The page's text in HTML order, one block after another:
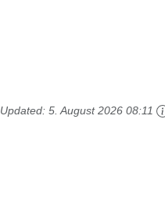
Updated:5. August 2026 08:11